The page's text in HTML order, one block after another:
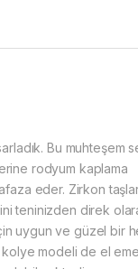
Bu muhteşem
rodyum kaplama
eder. Zirkon
teninizden direk
uygun ve güzel bir
modeli de el